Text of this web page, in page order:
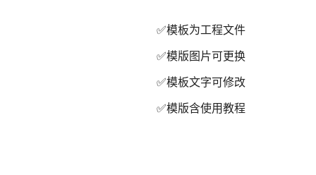
✅模板为工程文件
✅模版图片可更换
✅模板文字可修改
✅模版含使用教程